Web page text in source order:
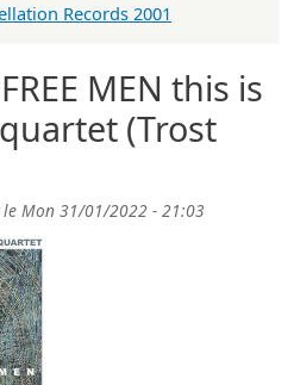
MEN this is
(Trost
le Mon 31/01/2022 - 21:03
Records 2001